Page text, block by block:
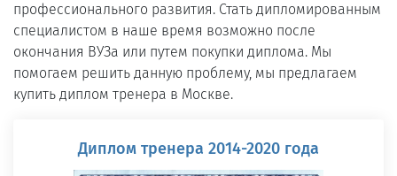
профессионального развития. Стать дипломированным
специалистом в наше время возможно после
окончания ВУЗа или путем покупки диплома. Мы
помогаем решить данную проблему, мы предлагаем
купить диплом тренера в Москве.
Диплом тренера 2014-2020 года